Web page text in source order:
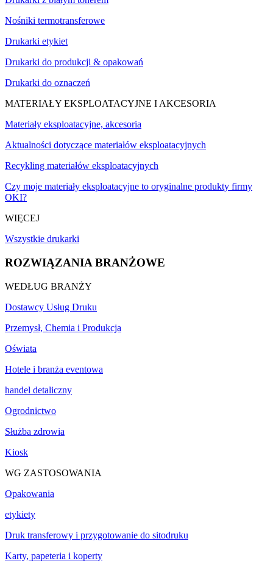
Nośniki termotransferowe
Drukarki etykiet
Drukarki do produkcji & opakowań
Drukarki do oznaczeń
MATERIAŁY EKSPLOATACYJNE I AKCESORIA
Materiały eksploatacyjne, akcesoria
Aktualności dotyczące materiałów eksploatacyjnych
Recykling materiałów eksploatacyjnych
Czy moje materiały eksploatacyjne to oryginalne produkty firmy
OKI?
WIĘCEJ
Wszystkie drukarki
ROZWIĄZANIA BRANŻOWE
WEDŁUG BRANŻY
Dostawcy Usług Druku
Przemysł, Chemia i Produkcja
Oświata
Hotele i branża eventowa
handel detaliczny
Ogrodnictwo
Służba zdrowia
Kiosk
WG ZASTOSOWANIA
Opakowania
etykiety
Druk transferowy i przygotowanie do sitodruku
Karty, papeteria i koperty